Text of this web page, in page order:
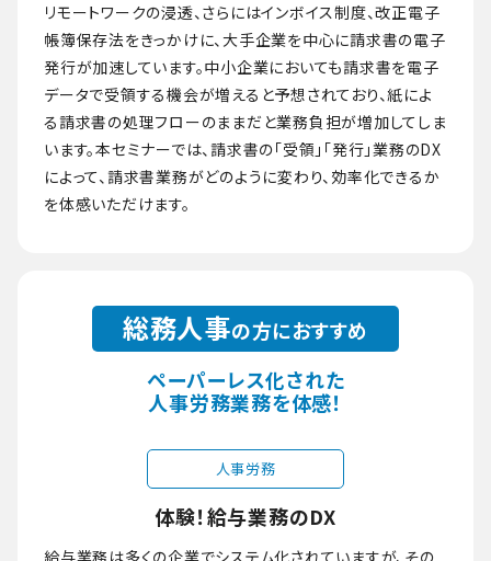
リモートワークの浸透、さらにはインボイス制度、改正電子
帳簿保存法をきっかけに、大手企業を中心に請求書の電子
発行が加速しています。中小企業においても請求書を電子
データで受領する機会が増えると予想されており、紙によ
る請求書の処理フローのままだと業務負担が増加してしま
います。本セミナーでは、請求書の「受領」「発行」業務のDX
によって、請求書業務がどのように変わり、効率化できるか
を体感いただけます。
総務人事の方におすすめ
ペーパーレス化された
人事労務業務を体感！
人事労務
体験！給与業務のDX